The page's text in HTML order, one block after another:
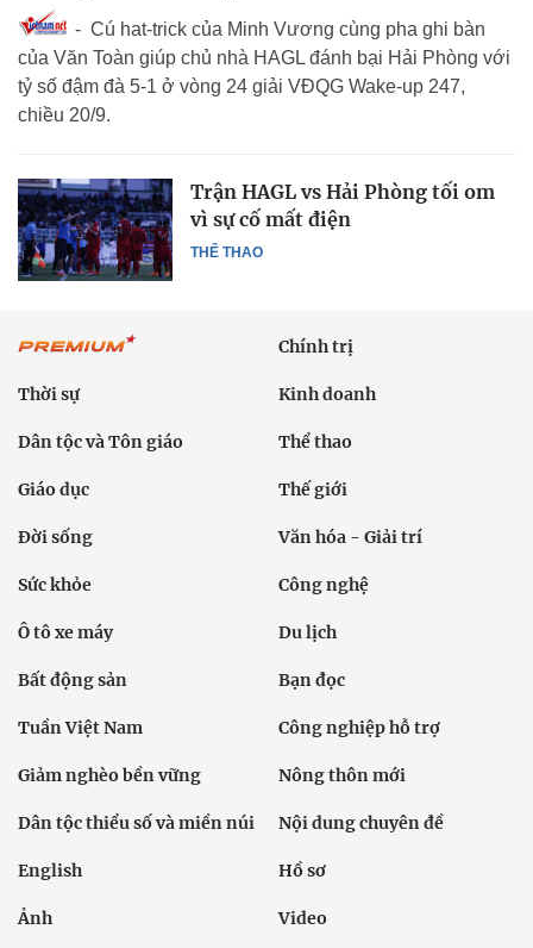
- Cú hat-trick của Minh Vương cùng pha ghi bàn
của Văn Toàn giúp chủ nhà HAGL đánh bại Hải Phòng với
tỷ số đậm đà 5-1 ở vòng 24 giải VĐQG Wake-up 247,
chiều 20/9.
THỂ THAO
Trận HAGL vs Hải Phòng tối om
vì sự cố mất điện
Chính trị
Thời sự Kinh doanh
Dân tộc và Tôn giáo Thể thao
Giáo dục Thế giới
Đời sống Văn hóa - Giải trí
Sức khỏe Công nghệ
Ô tô xe máy Du lịch
Bất động sản Bạn đọc
Tuần Việt Nam Công nghiệp hỗ trợ
Giảm nghèo bền vững Nông thôn mới
Dân tộc thiểu số và miền núi Nội dung chuyên đề
English Hồ sơ
Ảnh Video